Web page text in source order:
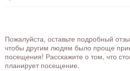
Пожалуйста, оставьте подробный
чтобы другим людям было проще
посещения! Расскажите о том, что
планирует посещение.